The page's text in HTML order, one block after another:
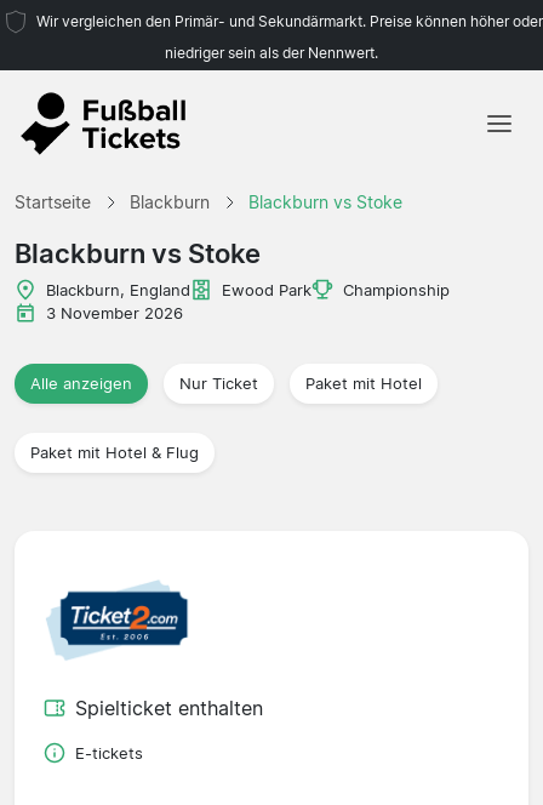
Wir vergleichen den Primär- und Sekundärmarkt. Preise können höher oder
niedriger sein als der Nennwert.
Startseite Blackburn Blackburn vs Stoke
Blackburn vs Stoke
Blackburn, England Ewood Park
Championship
3 November 2026
Alle anzeigen Nur Ticket Paket mit Hotel
Paket mit Hotel & Flug
Spielticket enthalten
E-tickets